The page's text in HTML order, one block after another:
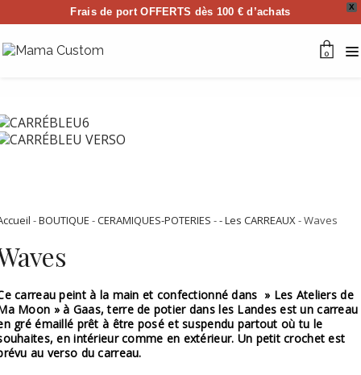
X
Frais de port OFFERTS dès 100 € d’achats
0
-BOUTIQUE -CERAMIQUES-POTERIES -- Les CARREAUX- Waves
carreau peint à la main et confectionné dans » Les Ateliers de
Moon » à Gaas, terre de potier dans les Landes est un carreau
gré émaillé prêt à être posé et suspendu partout où tu le
en intérieur comme en extérieur. Un petit crochet est
au verso du carreau.